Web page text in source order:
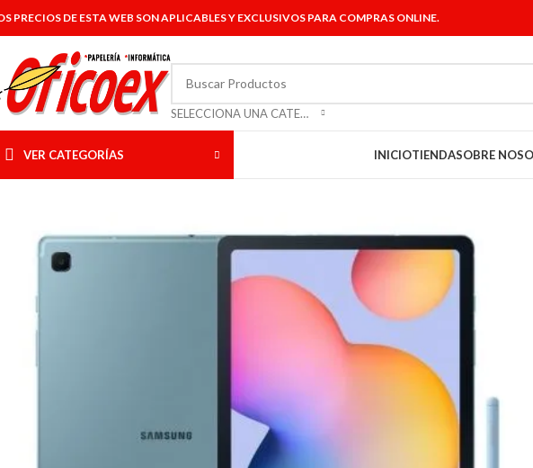
PRECIOS DE ESTA WEB SON APLICABLES Y EXCLUSIVOS PARA COMPRAS ONLINE.
SELECCIONA UNA CATEGORÍA
VER CATEGORÍAS INICIOTIENDASOBRE